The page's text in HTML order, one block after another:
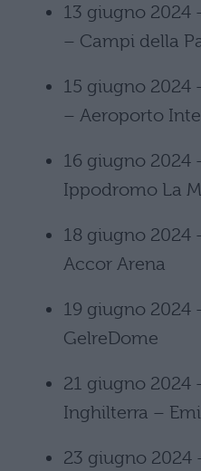
13 giugno 2024
– Campi della
15 giugno 2024
– Aeroporto
16 giugno 2024
Ippodromo La
18 giugno 2024
Accor Arena
19 giugno 2024
GelreDome
21 giugno 2024
Inghilterra –
23 giugno 2024